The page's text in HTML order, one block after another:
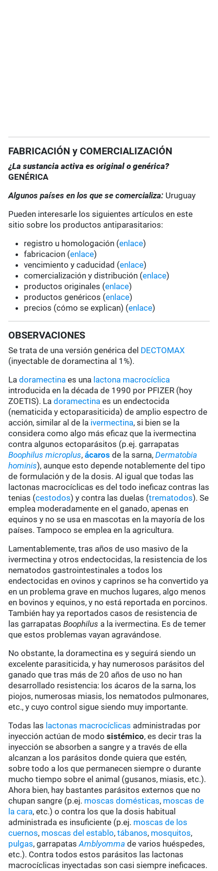
FABRICACIÓN y COMERCIALIZACIÓN
¿La sustancia activa es original o genérica?
GENÉRICA
Algunos países en los que se comercializa: Uruguay
Pueden interesarle los siguientes artículos en este
sitio sobre los productos antiparasitarios:
registro u homologación (enlace)
fabricacion (enlace)
vencimiento y caducidad (enlace)
comercialización y distribución (enlace)
productos originales (enlace)
productos genéricos (enlace)
precios (cómo se explican) (enlace)
OBSERVACIONES
Se trata de una versión genérica del DECTOMAX
(inyectable de doramectina al 1%).
Ladoramectina es una lactona macrocíclica
introducida en la década de 1990 por PFIZER (hoy
ZOETIS). Ladoramectina es un endectocida
(nematicida y ectoparasiticida) de amplio espectro de
acción, similar al de la ivermectina, si bien se la
considera como algo más eficaz que la ivermectina
contra algunos ectoparásitos (p.ej. garrapatas
Boophilus microplus,ácarosde la sarna,Dermatobia
hominis), aunque esto depende notablemente del tipo
de formulación y de la dosis. Al igual que todas las
lactonas macrocíclicas es del todo ineficaz contras las
tenias (cestodos) y contra las duelas (trematodos). Se
emplea moderadamente en el ganado, apenas en
equinos y no se usa en mascotas en la mayoría de los
países. Tampoco se emplea en la agricultura.
Lamentablemente, tras años de uso masivo de la
ivermectina y otros endectocidas, la resistencia de los
nematodos gastrointestinales a todos los
endectocidas en ovinos y caprinos se ha convertido ya
en un problema grave en muchos lugares, algo menos
en bovinos y equinos, y no está reportada en porcinos.
También hay ya reportados casos de resistencia de
las garrapatasBoophilus a la ivermectina. Es de temer
que estos problemas vayan agravándose.
No obstante, la doramectina es y seguirá siendo un
excelente parasiticida, y hay numerosos parásitos del
ganado que tras más de 20 años de uso no han
desarrollado resistencia: los ácaros de la sarna, los
piojos, numerosas miasis, los nematodos pulmonares,
etc., y cuyo control sigue siendo muy importante.
Todas las lactonas macrocíclicas administradas por
inyección actúan de modosistémico, es decir tras la
inyección se absorben a sangre y a través de ella
alcanzan a los parásitos donde quiera que estén,
sobre todo a los que permanecen siempre o durante
mucho tiempo sobre el animal (gusanos, miasis, etc.).
Ahora bien, hay bastantes parásitos externos que no
chupan sangre (p.ej. moscas domésticas, moscas de
la cara, etc.) o contra los que la dosis habitual
administrada es insuficiente (p.ej. moscas de los
cuernos, moscas del establo,tábanos, mosquitos,
pulgas, garrapatasAmblyomma de varios huéspedes,
etc.). Contra todos estos parásitos las lactonas
macrocíclicas inyectadas son casi siempre ineficaces.